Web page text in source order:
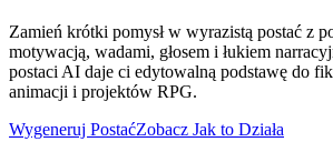
Zamień krótki pomysł w wyrazistą postać z
motywacją, wadami, głosem i łukiem
postaci AI daje ci edytowalną podstawę do
animacji i projektów RPG.
Wygeneruj PostaćZobacz Jak to Działa